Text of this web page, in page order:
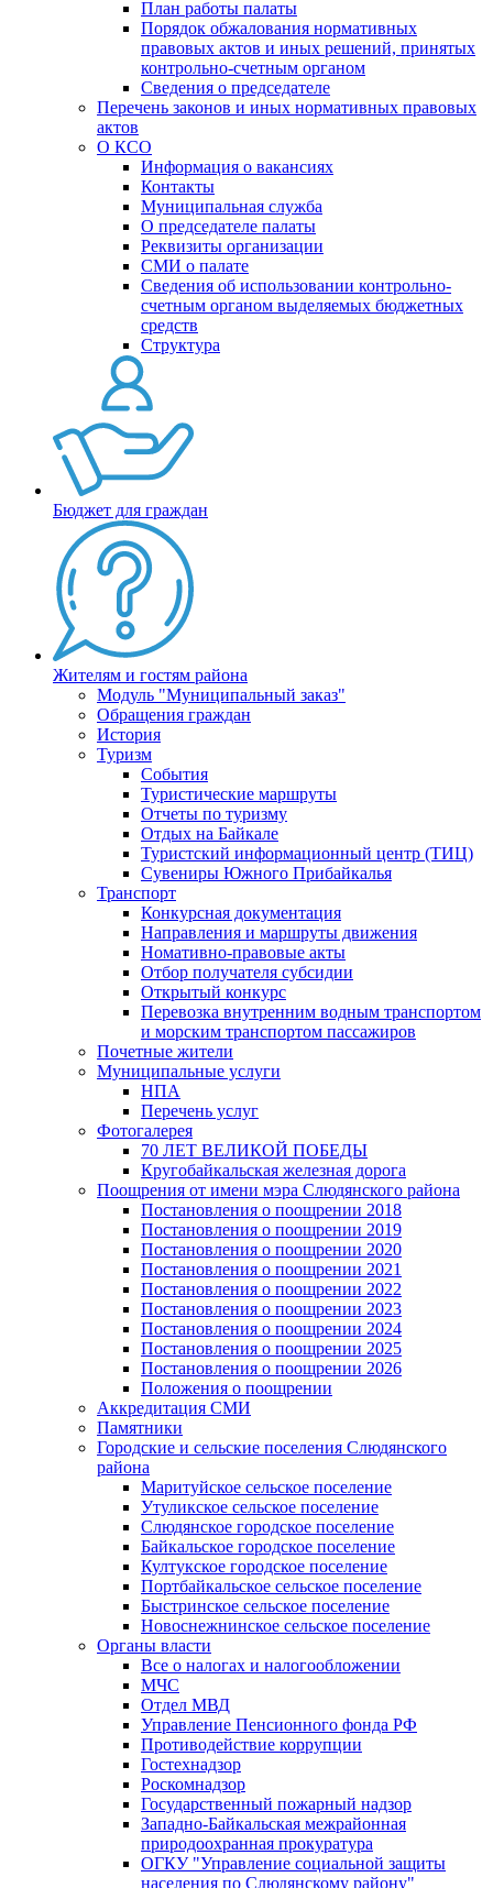
План работы палаты
Порядок обжалования нормативных
правовых актов и иных решений, принятых
контрольно-счетным органом
Сведения о председателе
Перечень законов и иных нормативных правовых
актов
О КСО
Информация о вакансиях
Контакты
Муниципальная служба
О председателе палаты
Реквизиты организации
СМИ о палате
Сведения об использовании контрольно-
счетным органом выделяемых бюджетных
средств
Структура
Бюджет для граждан
Жителям и гостям района
Модуль "Муниципальный заказ"
Обращения граждан
История
Туризм
События
Туристические маршруты
Отчеты по туризму
Отдых на Байкале
Туристский информационный центр (ТИЦ)
Сувениры Южного Прибайкалья
Транспорт
Конкурсная документация
Направления и маршруты движения
Номативно-правовые акты
Отбор получателя субсидии
Открытый конкурс
Перевозка внутренним водным транспортом
и морским транспортом пассажиров
Почетные жители
Муниципальные услуги
НПА
Перечень услуг
Фотогалерея
70 ЛЕТ ВЕЛИКОЙ ПОБЕДЫ
Кругобайкальская железная дорога
Поощрения от имени мэра Слюдянского района
Постановления о поощрении 2018
Постановления о поощрении 2019
Постановления о поощрении 2020
Постановления о поощрении 2021
Постановления о поощрении 2022
Постановления о поощрении 2023
Постановления о поощрении 2024
Постановления о поощрении 2025
Постановления о поощрении 2026
Положения о поощрении
Аккредитация СМИ
Памятники
Городские и сельские поселения Слюдянского
района
Маритуйское сельское поселение
Утуликское сельское поселение
Слюдянское городское поселение
Байкальское городское поселение
Култукское городское поселение
Портбайкальское сельское поселение
Быстринское сельское поселение
Новоснежнинское сельское поселение
Органы власти
Все о налогах и налогообложении
МЧС
Отдел МВД
Управление Пенсионного фонда РФ
Противодействие коррупции
Гостехнадзор
Роскомнадзор
Государственный пожарный надзор
Западно-Байкальская межрайонная
природоохранная прокуратура
ОГКУ "Управление социальной защиты
населения по Слюдянскому району"